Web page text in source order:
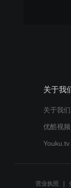
关于我
关于我们
优酷视
Youku.tv
营业执照